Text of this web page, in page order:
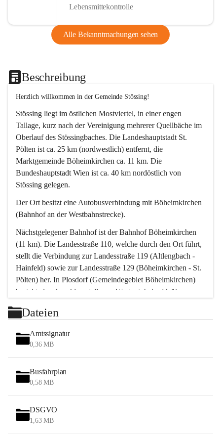
Lebensmittekontrolle
Alle Bekanntmachungen sehen
Beschreibung
Herzlich willkommen in der Gemeinde Stössing!
Stössing liegt im östlichen Mostviertel, in einer engen
Tallage, kurz nach der Vereinigung mehrerer Quellbäche im
Oberlauf des Stössingbaches. Die Landeshauptstadt St.
Pölten ist ca. 25 km (nordwestlich) entfernt, die
Marktgemeinde Böheimkirchen ca. 11 km. Die
Bundeshauptstadt Wien ist ca. 40 km nordöstlich von
Stössing gelegen.
Der Ort besitzt eine Autobusverbindung mit Böheimkirchen
(Bahnhof an der Westbahnstrecke).
Nächstgelegener Bahnhof ist der Bahnhof Böheimkirchen
(11 km). Die Landesstraße 110, welche durch den Ort führt,
stellt die Verbindung zur Landesstraße 119 (Altlengbach -
Hainfeld) sowie zur Landesstraße 129 (Böheimkirchen - St.
Pölten) her. In Plosdorf (Gemeindegebiet Böheimkirchen)
besteht eine Anschlussstelle zur Westautobahn (A 1).
Wien erreicht man in ca. 45 Minuten.
Stössing zählt noch zum Naherholungsraum Wien sowie
zum Naherholungsraum St. Pölten. Viele Bauernhöfe hatten
„ihre Wiener“. Seit 1960 bauten viele Wiener
Wochenendhäuser im Gemeindegebiet. Wegen des
waldreichen Jagdgebietes haben viele Jagdpächter ihre
Das Wandern ist aus touristischer Sicht die bedeutendste
Tätigkeit. Das hügelige Gebiet mit Wanderwegen durch
Wiesen, Wälder und Obstkulturen lädt dazu ein. Gefördert
Dateien
Amtssignatur
0,36 MB
Busfahrplan
0,58 MB
DSGVO
1,63 MB